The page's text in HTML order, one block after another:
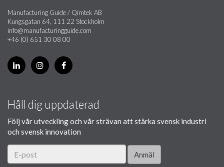
Manufacturing Guide / Qimtek AB
Kungsgatan 64, 111 22 Stockholm
info@manufacturingguide.com
+46 (0) 651 30 08 00
Håll dig uppdaterad
Följ vår utveckling och vår strävan att stärka svensk industri
och svensk innovation
Anmäl